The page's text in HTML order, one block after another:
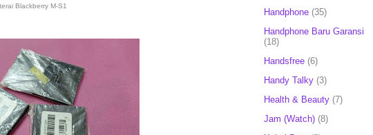
Blackberry M-S1
Handphone (35)
Handphone Baru Garansi
(18)
Handsfree (6)
Handy Talky (3)
Health & Beauty (7)
Jam (Watch) (8)